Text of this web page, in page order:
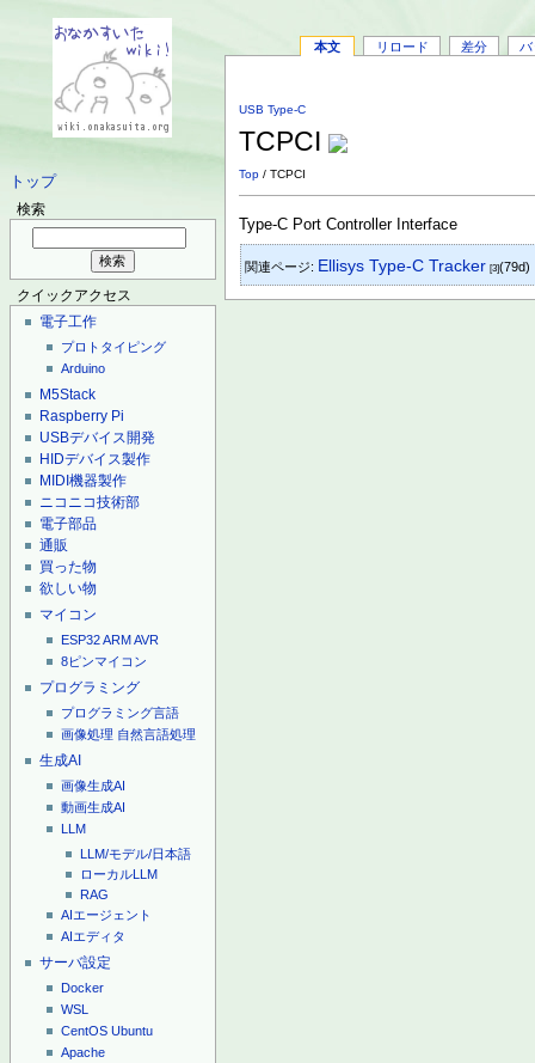
トップ
検索
クイックアクセス
電子工作
プロトタイピング
Arduino
M5Stack
Raspberry Pi
USBデバイス開発
HIDデバイス製作
MIDI機器製作
ニコニコ技術部
電子部品
通販
買った物
欲しい物
マイコン
ESP32ARMAVR
8ピンマイコン
プログラミング
プログラミング言語
画像処理 自然言語処理
生成AI
画像生成AI
動画生成AI
LLM
LLM/モデル/日本語
ローカルLLM
RAG
AIエージェント
AIエディタ
サーバ設定
Docker
WSL
CentOS Ubuntu
Apache
本文 リロード 差分 バ
USB Type-C
TCPCI
Top / TCPCI
Type-C Port Controller Interface
関連ページ: Ellisys Type-C Tracker [3](79d)